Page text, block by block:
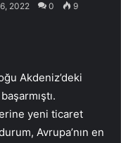
2022 0 9
Akdeniz’deki
yeni ticaret
Avrupa’nın en